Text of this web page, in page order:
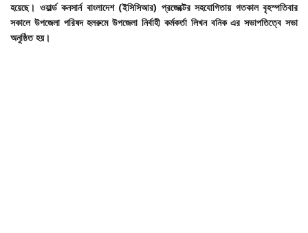
হয়েছে। ওয়ার্ল্ড কনসার্ন বাংলাদেশ (ইসিসিআর) প্রজেক্টের সহযোগিতায় গতকাল বৃহস্পতিবার
সকালে উপজেলা পরিষদ হলরুমে উপজেলা নির্বাহী কর্মকর্তা লিখন বনিক এর সভাপতিত্বে সভা
অনুষ্ঠিত হয়।